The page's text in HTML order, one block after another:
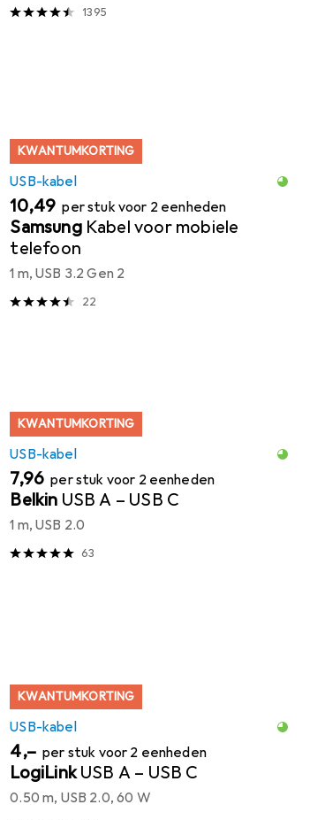
1395
KWANTUMKORTING
USB-kabel
EUR
10,49 per stuk voor 2 eenheden
Samsung Kabel voor mobiele
telefoon
1 m, USB 3.2 Gen 2
22
KWANTUMKORTING
USB-kabel
EUR
7,96 per stuk voor 2 eenheden
Belkin USB A – USB C
1 m, USB 2.0
63
KWANTUMKORTING
USB-kabel
EUR
4,– per stuk voor 2 eenheden
LogiLink USB A – USB C
0.50 m, USB 2.0, 60 W